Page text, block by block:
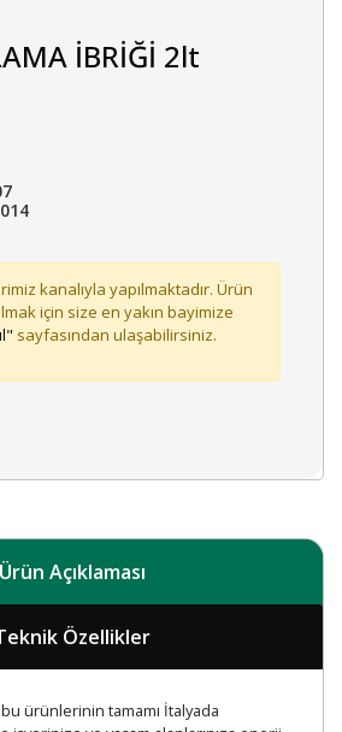
İBRİĞİ 2lt
kanalıyla yapılmaktadır. Ürün
için size en yakın bayimize
sayfasından ulaşabilirsiniz.
Ürün Açıklaması
Teknik Özellikler
ürünlerinin tamamı İtalyada